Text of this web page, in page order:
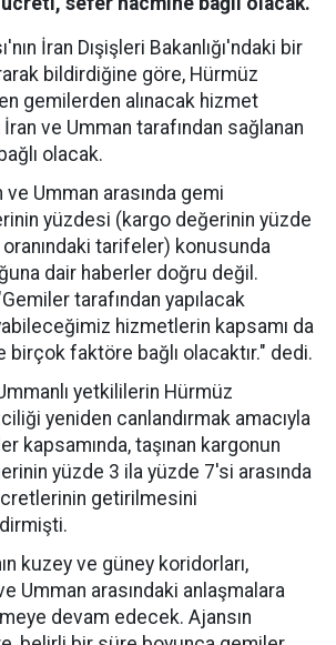
İran Dışişleri Bakanlığı'ndaki bir
bildirdiğine göre, Hürmüz
gemilerden alınacak hizmet
ve Umman tarafından sağlanan
olacak.
ve Umman arasında gemi
yüzdesi (kargo değerinin yüzde
tarifeler) konusunda
dair haberler doğru değil.
tarafından yapılacak
hizmetlerin kapsamı da
birçok faktöre bağlı olacaktır." dedi.
yetkililerin Hürmüz
yeniden canlandırmak amacıyla
kapsamında, taşınan kargonun
yüzde 3 ila yüzde 7'si arasında
getirilmesini
kuzey ve güney koridorları,
Umman arasındaki anlaşmalara
devam edecek. Ajansın